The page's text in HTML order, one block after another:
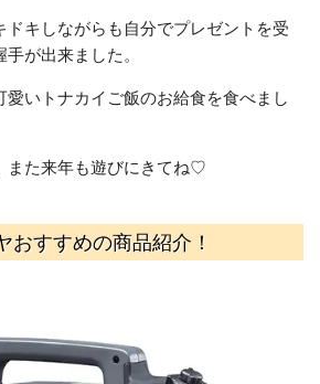
ドキしながらも自分でプレゼントを受
が出来ました。
愛いトナカイご飯のお給食を食べまし
また来年も遊びにきてね♡
おすすめの商品紹介！